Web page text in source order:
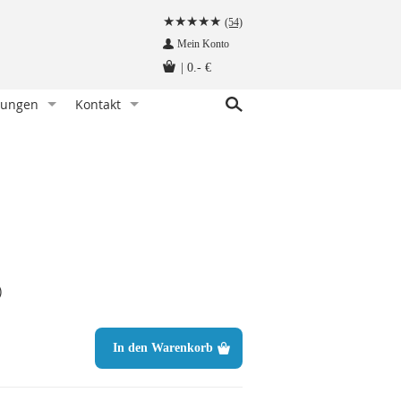
(54)
Mein Konto
0.- €
tragen - wann und zu welchem Anlass
aufbewahren - so geht‘s richtig
- wie werden sie getragen
- wie werden sie getragen
Kontakt
In den Warenkorb